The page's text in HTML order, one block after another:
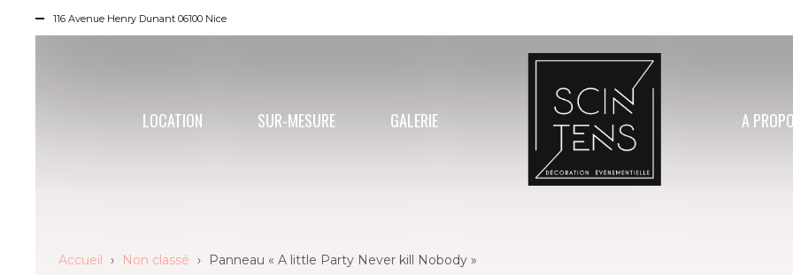
116 Avenue Henry Dunant 06100 Nice
LOCATION SUR-MESURE GALERIE A
Accueil › Non classé › Panneau « A little Party Never kill Nobody »